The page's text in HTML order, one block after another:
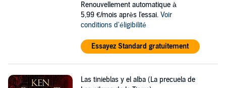
Renouvellement automatique à
5,99 €/mois après l'essai. Voir
conditions d'éligibilité
Essayez Standard gratuitement
Las tinieblas y el alba (La precuela de